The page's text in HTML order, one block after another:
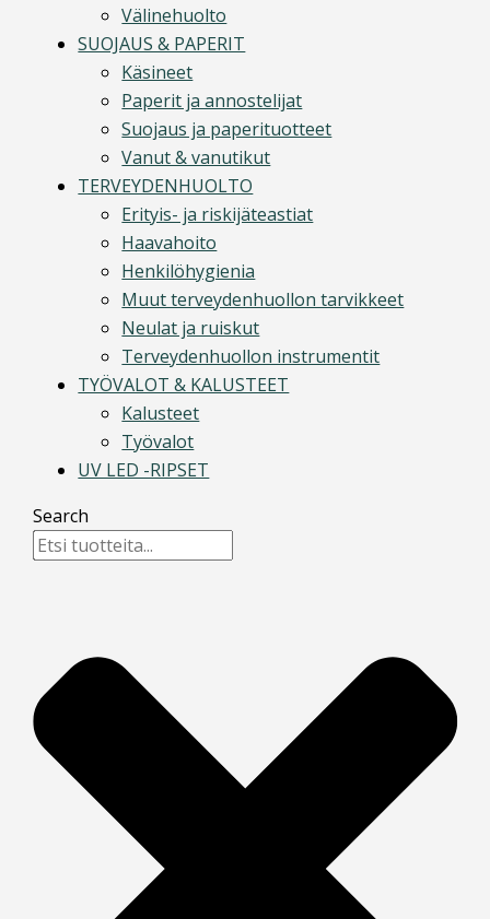
Välinehuolto
SUOJAUS & PAPERIT
Käsineet
Paperit ja annostelijat
Suojaus ja paperituotteet
Vanut & vanutikut
TERVEYDENHUOLTO
Erityis- ja riskijäteastiat
Haavahoito
Henkilöhygienia
Muut terveydenhuollon tarvikkeet
Neulat ja ruiskut
Terveydenhuollon instrumentit
TYÖVALOT & KALUSTEET
Kalusteet
Työvalot
UV LED -RIPSET
Search